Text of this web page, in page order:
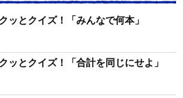
とクイズ！「みんなで何本」
とクイズ！「合計を同じにせよ」